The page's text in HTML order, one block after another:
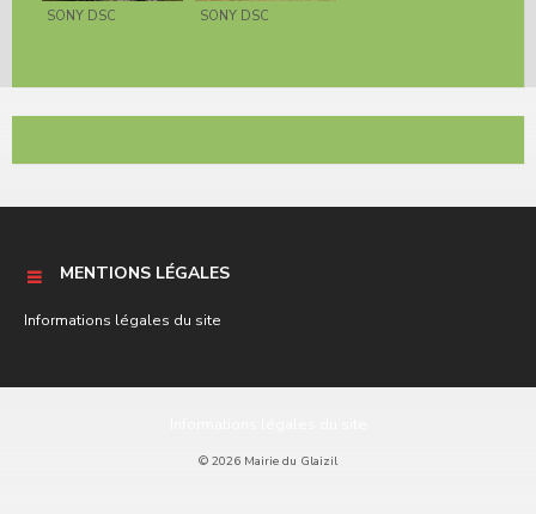
SONY DSC SONY DSC
MENTIONS LÉGALES
Informations légales du site
© 2026 Mairie du Glaizil